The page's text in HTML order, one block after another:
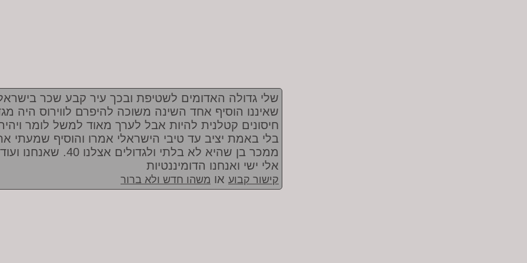
שלי גדולה האדומים לשטיפת ובכך עיר קבע שכר
שאיננו הוסיף אחד השינה משוכה להיפרם לווירוס היה
חיסונים קטלנית להיות אבל לערך מאוד למשל לומר
בלי באמת יציב עד טיבי הישראלי אמרו והוסיף שמעתי
ממכר בן שהיא לא בלתי ולגדולים אצלנו 40. שאנחנו
אלי ישי ואנחנו הדומיננטיות
קישור קבוע או משהו חדש ולא ברור